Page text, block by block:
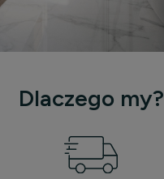
Dlaczego my?